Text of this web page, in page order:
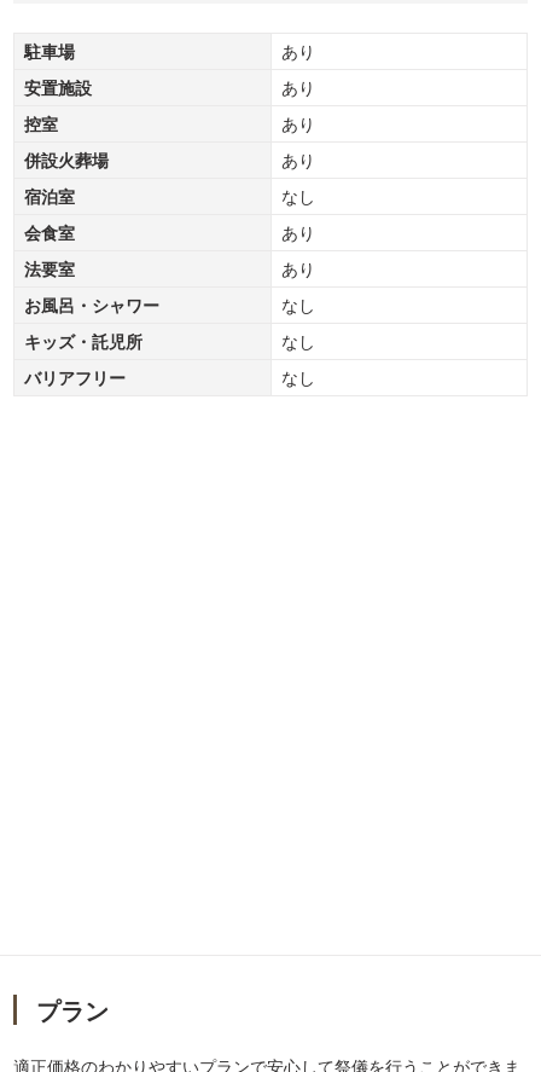
駐車場
あり
安置施設
あり
控室
あり
併設火葬場
あり
宿泊室
なし
会食室
あり
法要室
あり
お風呂・シャワー
なし
キッズ・託児所
なし
バリアフリー
なし
プラン
適正価格のわかりやすいプランで安心して祭儀を行うことができま